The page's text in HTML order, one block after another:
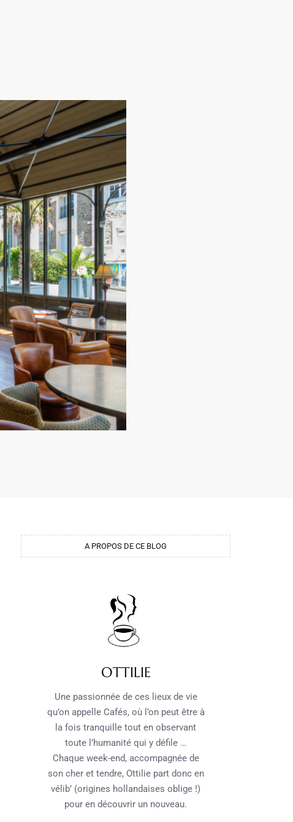
A PROPOS DE CE BLOG
OTTILIE
Une passionnée de ces lieux de vie
qu’on appelle Cafés, où l’on peut être à
la fois tranquille tout en observant
toute l’humanité qui y défile …
Chaque week-end, accompagnée de
son cher et tendre, Ottilie part donc en
vélib’ (origines hollandaises oblige !)
pour en découvrir un nouveau.